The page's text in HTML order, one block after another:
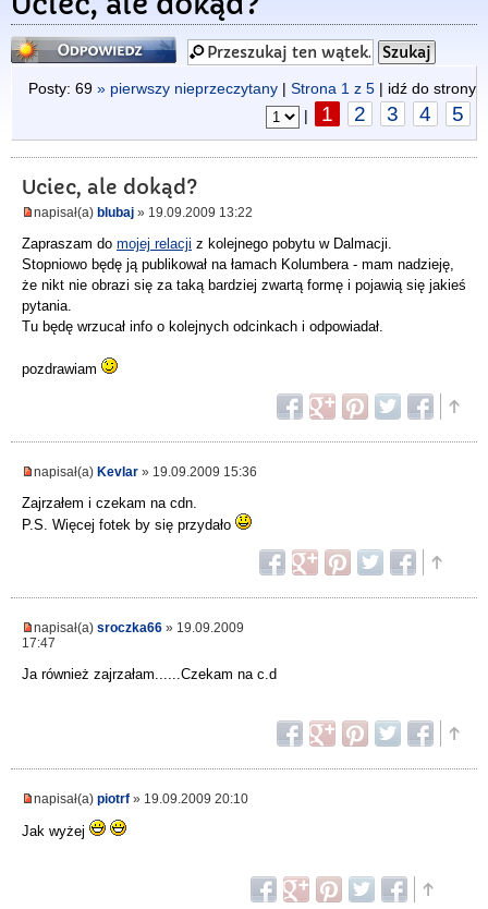
Odpowiedz
Posty: 69 » pierwszy nieprzeczytany | Strona 1 z 5 | idź do strony
|
1 2 3 4 5
Uciec, ale dokąd?
napisał(a) blubaj » 19.09.2009 13:22
Zapraszam do mojej relacji z kolejnego pobytu w Dalmacji.
Stopniowo będę ją publikował na łamach Kolumbera - mam nadzieję,
że nikt nie obrazi się za taką bardziej zwartą formę i pojawią się jakieś
pytania.
Tu będę wrzucał info o kolejnych odcinkach i odpowiadał.
pozdrawiam
napisał(a) Kevlar » 19.09.2009 15:36
Zajrzałem i czekam na cdn.
P.S. Więcej fotek by się przydało
napisał(a) sroczka66 » 19.09.2009
17:47
Ja również zajrzałam......Czekam na c.d
napisał(a) piotrf » 19.09.2009 20:10
Jak wyżej